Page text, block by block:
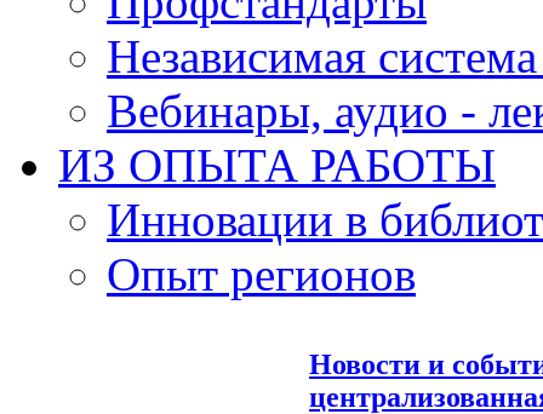
Независимая
Вебинары, аудио -
ИЗ ОПЫТА РАБОТЫ
Инновации в
Опыт регионов
Новости и